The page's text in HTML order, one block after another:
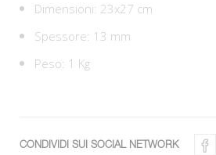
Dimensioni: 23x27 cm
Spessore: 13 mm
Peso: 1 Kg
CONDIVIDI SUI SOCIAL NETWORK